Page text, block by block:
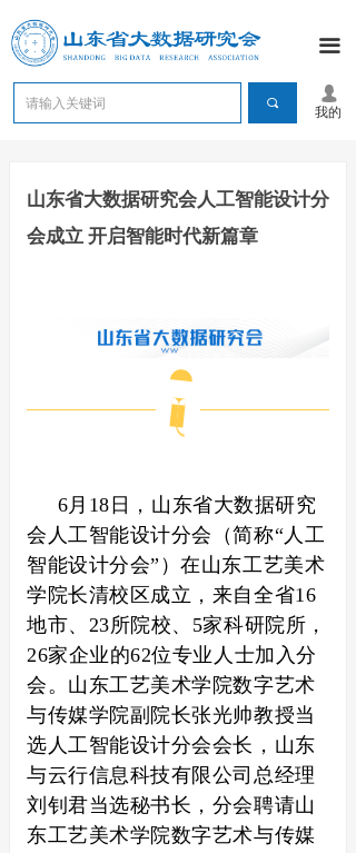
끀
끠
넙
我的
山东省大数据研究会人工智能设计分
会成立 开启智能时代新篇章
6月18日，山东省大数据研究
会人工智能设计分会（简称“人工
智能设计分会”）在山东工艺美术
学院长清校区成立，来自全省16
地市、23所院校、5家科研院所，
26家企业的62位专业人士加入分
会。山东工艺美术学院数字艺术
与传媒学院副院长张光帅教授当
选人工智能设计分会会长，山东
与云行信息科技有限公司总经理
刘钊君当选秘书长，分会聘请山
东工艺美术学院数字艺术与传媒